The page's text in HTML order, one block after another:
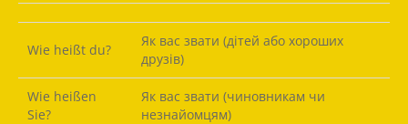
Wie heißt du?
Як вас звати (дітей або хороших
друзів)
Wie heißen
Sie?
Як вас звати (чиновникам чи
незнайомцям)